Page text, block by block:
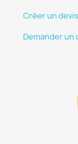
Créer un
Demander un